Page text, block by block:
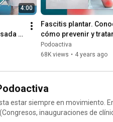
4:00
y
Fascitis plantar.
cómo prevenir y
inflamación del pie
Podoactiva
68K views • 4 years ago
estar siempre en movimiento.
inauguraciones de